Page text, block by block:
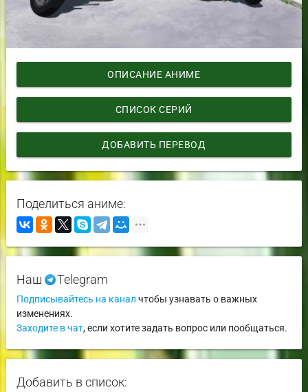
ОПИСАНИЕ АНИМЕ
СПИСОК СЕРИЙ
ДОБАВИТЬ ПЕРЕВОД
Поделиться аниме:
Наш Telegram
Подписывайтесь на канал чтобы узнавать о важных
изменениях.
Заходите в чат, если хотите задать вопрос или пообщаться.
Добавить в список: